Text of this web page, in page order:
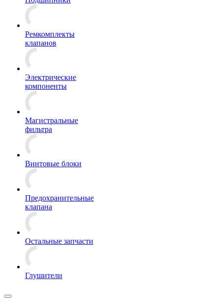
Ремкомплекты
клапанов
Электрические
компоненты
Магистральные
фильтра
Винтовые блоки
Предохранительные
клапана
Остальные запчасти
Глушители